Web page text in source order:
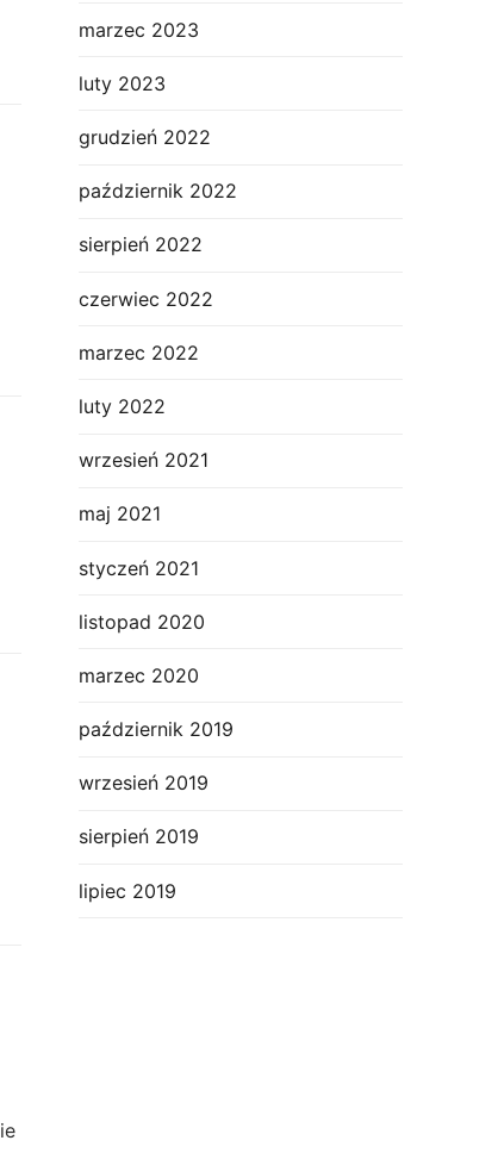
marzec 2023
luty 2023
grudzień 2022
październik 2022
sierpień 2022
czerwiec 2022
marzec 2022
luty 2022
wrzesień 2021
maj 2021
styczeń 2021
listopad 2020
marzec 2020
październik 2019
wrzesień 2019
sierpień 2019
lipiec 2019